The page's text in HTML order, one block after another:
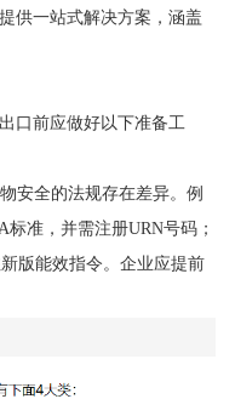
供一站式解决方案，涵盖
口前应做好以下准备工
安全的法规存在差异。例
准，并需注册URN号码；
版能效指令。企业应提前